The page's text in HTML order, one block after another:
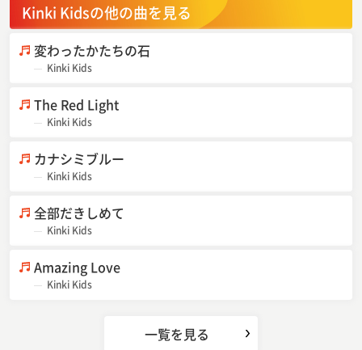
Kinki Kidsの他の曲を見る
変わったかたちの石
Kinki Kids
The Red Light
Kinki Kids
カナシミブルー
Kinki Kids
全部だきしめて
Kinki Kids
Amazing Love
Kinki Kids
一覧を見る